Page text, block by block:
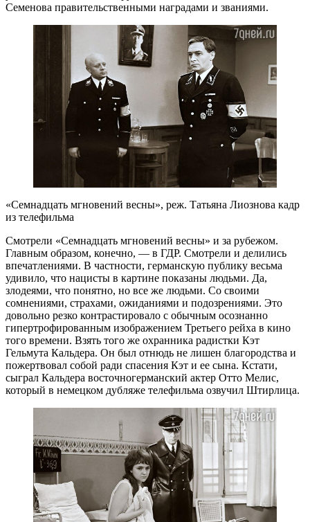
Семенова правительственными наградами и званиями.
«Семнадцать мгновений весны», реж. Татьяна Лиознова кадр
из телефильма
Смотрели «Семнадцать мгновений весны» и за рубежом.
Главным образом, конечно, — в ГДР. Смотрели и делились
впечатлениями. В частности, германскую публику весьма
удивило, что нацисты в картине показаны людьми. Да,
злодеями, что понятно, но все же людьми. Со своими
сомнениями, страхами, ожиданиями и подозрениями. Это
довольно резко контрастировало с обычным осознанно
гипертрофированным изображением Третьего рейха в кино
того времени. Взять того же охранника радистки Кэт
Гельмута Кальдера. Он был отнюдь не лишен благородства и
пожертвовал собой ради спасения Кэт и ее сына. Кстати,
сыграл Кальдера восточногерманский актер Отто Мелис,
который в немецком дубляже телефильма озвучил Штирлица.